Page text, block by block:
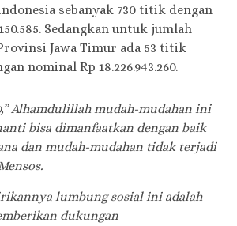
sebanyak 730 titik dengan
Sedangkan untuk jumlah
Jawa Timur ada 53 titik
nominal Rp 18.226.943.260.
Alhamdulillah mudah-mudahan ini
bisa dimanfaatkan dengan baik
dan mudah-mudahan tidak terjadi
lumbung sosial ini adalah
dukungan